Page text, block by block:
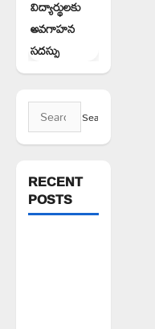
విద్యార్థులకు
అవగాహన
సదస్సు
Search
for:
RECENT
POSTS